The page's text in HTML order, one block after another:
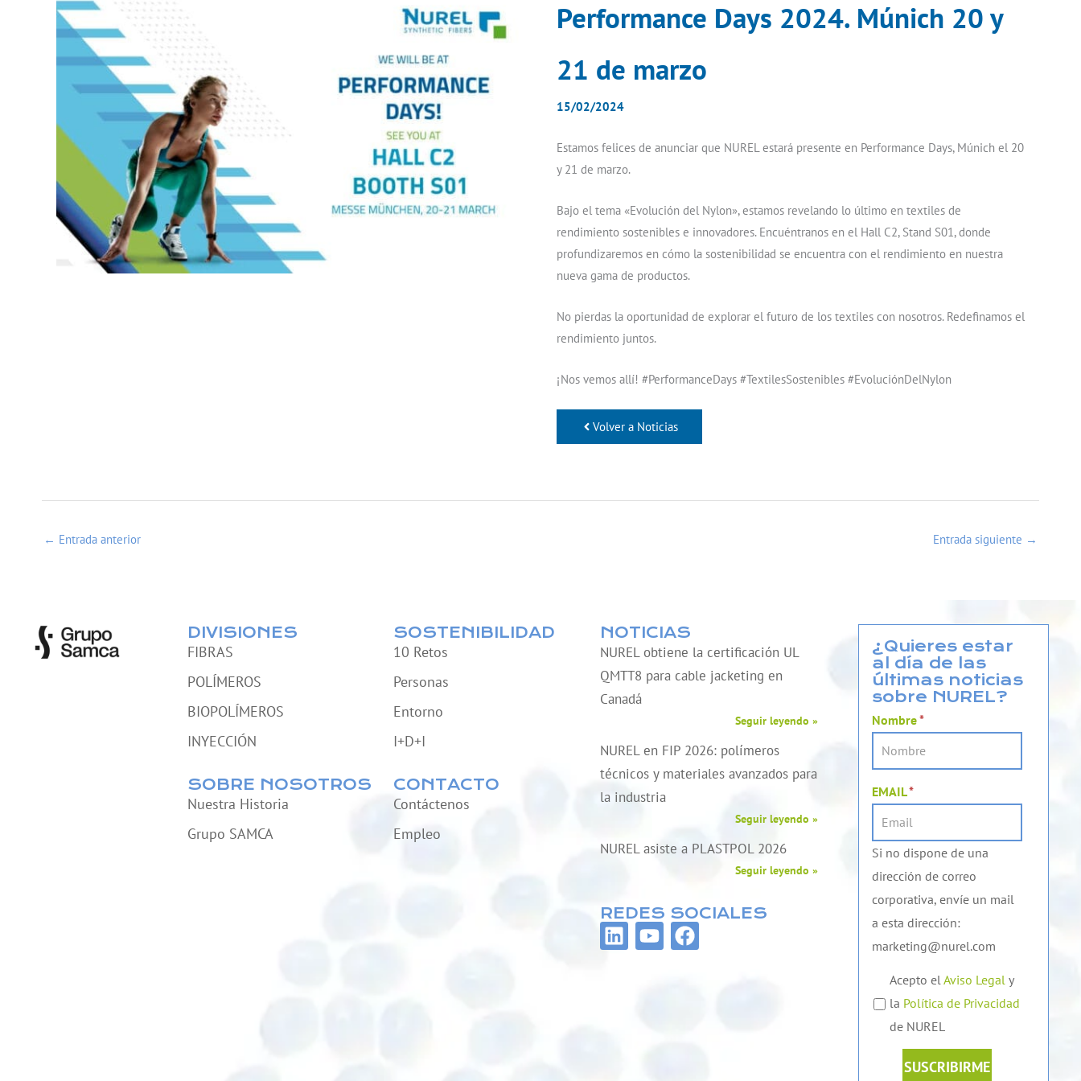
Performance Days 2024. Múnich 20 y
21 de marzo
15/02/2024
Estamos felices de anunciar que NUREL estará presente en Performance Days, Múnich el 20
y 21 de marzo.
Bajo el tema «Evolución del Nylon», estamos revelando lo último en textiles de
rendimiento sostenibles e innovadores. Encuéntranos en el Hall C2, Stand S01, donde
profundizaremos en cómo la sostenibilidad se encuentra con el rendimiento en nuestra
nueva gama de productos.
No pierdas la oportunidad de explorar el futuro de los textiles con nosotros. Redefinamos el
rendimiento juntos.
¡Nos vemos allí! #PerformanceDays #TextilesSostenibles #EvoluciónDelNylon
Volver a Noticias
← Entrada anterior Entrada siguiente →
DIVISIONES
FIBRAS
POLÍMEROS
BIOPOLÍMEROS
INYECCIÓN
SOBRE NOSOTROS
Nuestra Historia
Grupo SAMCA
SOSTENIBILIDAD
10 Retos
Personas
Entorno
I+D+I
CONTACTO
Contáctenos
Empleo
NOTICIAS
NUREL obtiene la certificación UL
QMTT8 para cable jacketing en
Canadá
Seguir leyendo »
NUREL en FIP 2026: polímeros
técnicos y materiales avanzados para
la industria
Seguir leyendo »
NUREL asiste a PLASTPOL 2026
Seguir leyendo »
REDES SOCIALES
L
i
Y
o
F
a
¿Quieres estar
al día de las
últimas noticias
sobre NUREL?
Nombre*
EMAIL*
Si no dispone de una
dirección de correo
corporativa, envíe un mail
a esta dirección:
marketing@nurel.com
Acepto elAviso Legal y
la Política de Privacidad
de NUREL
SUSCRIBIRME